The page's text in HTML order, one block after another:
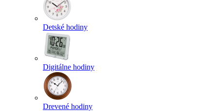
Detské hodiny
Digitálne hodiny
Drevené hodiny